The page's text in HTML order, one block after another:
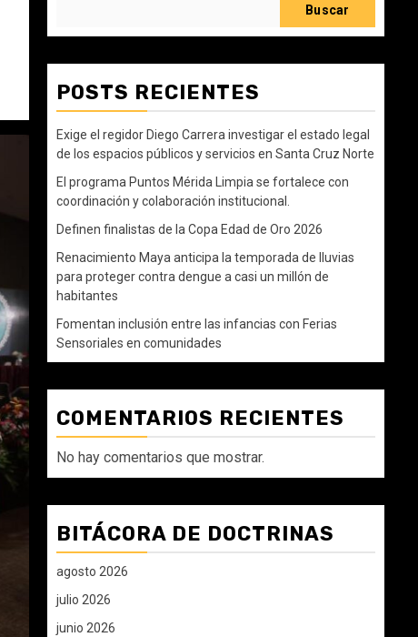
Buscar
POSTS RECIENTES
Exige el regidor Diego Carrera investigar el estado legal
de los espacios públicos y servicios en Santa Cruz Norte
El programa Puntos Mérida Limpia se fortalece con
coordinación y colaboración institucional.
Definen finalistas de la Copa Edad de Oro 2026
Renacimiento Maya anticipa la temporada de lluvias
para proteger contra dengue a casi un millón de
habitantes
Fomentan inclusión entre las infancias con Ferias
Sensoriales en comunidades
COMENTARIOS RECIENTES
No hay comentarios que mostrar.
BITÁCORA DE DOCTRINAS
agosto 2026
julio 2026
junio 2026